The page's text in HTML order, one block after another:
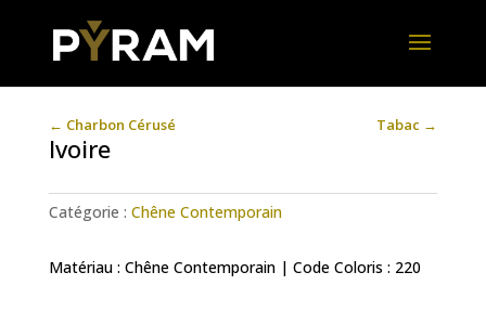
← Charbon Cérusé Tabac →
Ivoire
Catégorie : Chêne Contemporain
Matériau : Chêne Contemporain | Code Coloris : 220